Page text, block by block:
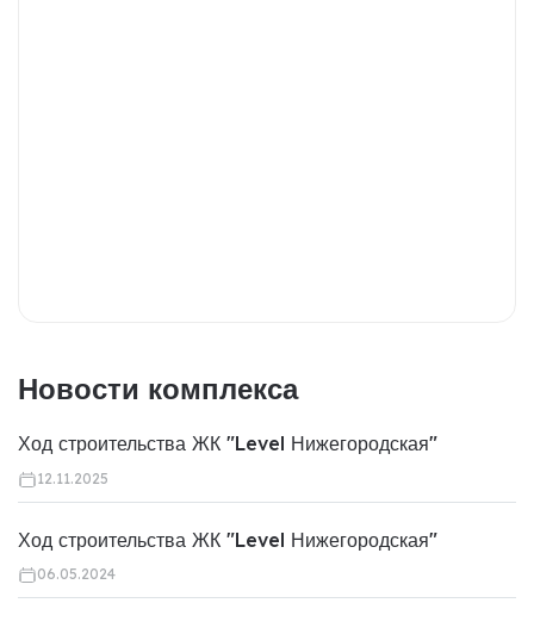
Новости комплекса
Ход строительства ЖК "Level Нижегородская"
12.11.2025
Ход строительства ЖК "Level Нижегородская"
06.05.2024